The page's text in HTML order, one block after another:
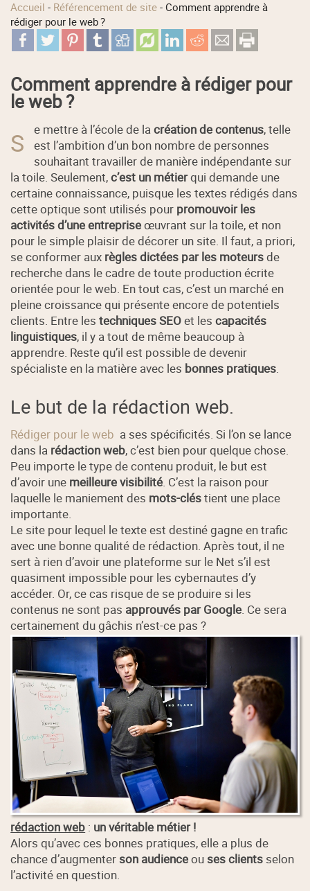
Accueil - Référencement de site -Comment apprendre à
rédiger pour le web ?
Comment apprendre à rédiger pour
le web ?
S e mettre à l’école de lacréation de contenus, telle
est l’ambition d’un bon nombre de personnes
souhaitant travailler de manière indépendante sur
la toile. Seulement,c’est un métierqui demande une
certaine connaissance, puisque les textes rédigés dans
cette optique sont utilisés pour promouvoir les
activités d’une entrepriseœuvrant sur la toile, et non
pour le simple plaisir de décorer un site. Il faut, a priori,
se conformer aux règles dictées par les moteursde
recherche dans le cadre de toute production écrite
orientée pour le web. En tout cas, c’est un marché en
pleine croissance qui présente encore de potentiels
clients. Entre lestechniques SEOet lescapacités
linguistiques, il y a tout de même beaucoup à
apprendre. Reste qu’il est possible de devenir
spécialiste en la matière avec les bonnes pratiques
Le but de la rédaction web.
Rédiger pour le web a ses spécificités. Si l’on se lance
dans la rédaction web, c’est bien pour quelque chose.
Peu importe le type de contenu produit, le but est
d’avoir une meilleure visibilité. C’est la raison pour
laquelle le maniement des mots-cléstient une place
importante.
Le site pour lequel le texte est destiné gagne en trafic
avec une bonne qualité de rédaction. Après tout, il ne
sert à rien d’avoir une plateforme sur le Net s’il est
quasiment impossible pour les cybernautes d’y
accéder. Or, ce cas risque de se produire si les
contenus ne sont pas approuvés par Google. Ce sera
certainement du gâchis n’est-ce pas ?
rédaction web : un véritable métier !
Alors qu’avec ces bonnes pratiques, elle a plus de
chance d’augmenter son audienceou ses clients selon
l’activité en question.